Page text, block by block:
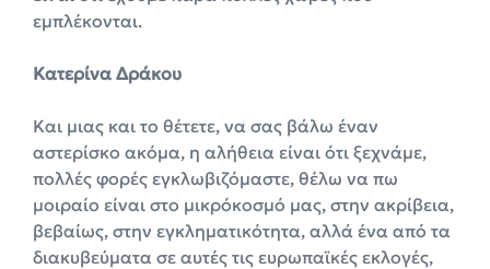
εμπλέκονται.
Κατερίνα Δράκου
Και μιας και το θέτετε, να σας βάλω έναν
αστερίσκο ακόμα, η αλήθεια είναι ότι ξεχνάμε,
πολλές φορές εγκλωβιζόμαστε, θέλω να πω
μοιραίο είναι στο μικρόκοσμό μας, στην ακρίβεια,
βεβαίως, στην εγκληματικότητα, αλλά ένα από τα
διακυβεύματα σε αυτές τις ευρωπαϊκές εκλογές,